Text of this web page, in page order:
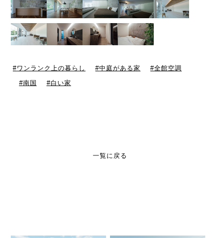
ワンランク上の暮らし 中庭がある家 全館空調
南国 白い家
一覧に戻る